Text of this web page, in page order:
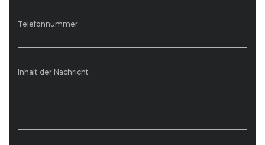
Telefonnummer
Inhalt der Nachricht